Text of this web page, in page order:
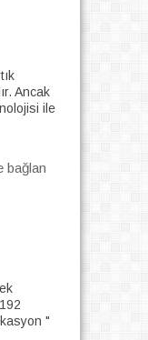
Ancak
ile
bağlan
"